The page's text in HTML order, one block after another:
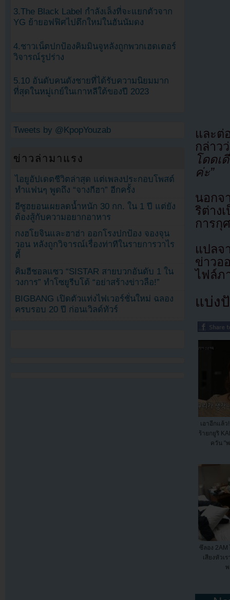
และต่
กล่า
โดด
ค่ะ”
นอกจ
ริต่าง
การกุ
แปลจ
ข่าว
ไฟล์ภ
แบ่ง
เอาอีกแล้
ร้ายกยูริ
ควัน "
ซึลอง 2AM
เสียงหัวเ
3.The Black Label กำลังเล็งที่จะแยกตัวจาก
YG ย้ายอฟฟิศไปตึกใหม่ในฮันนัมดง
4.ชาวเน็ตปกป้องคิมมินจูหลังถูกพวกเฮดเตอร์
วิจารณ์รูปร่าง
5.10 อันดับคนดังชายที่ได้รับความนิยมมาก
ที่สุดในหมู่เกย์ในเกาหลีใต้ของปี 2023
Tweets by @KpopYouzab
ข่าวล่ามาแรง
ไอยูอัปเดตชีวิตล่าสุด แต่เพลงประกอบโพสต์
ทำแฟนๆ พูดถึง “จางกีฮา” อีกครั้ง
อีซูฮยอนเผยลดน้ำหนัก 30 กก. ใน 1 ปี แต่ยัง
ต้องสู้กับความอยากอาหาร
กงฮโยจินและฮาฮ่า ออกโรงปกป้อง จองจุน
วอน หลังถูกวิจารณ์เรื่องท่าทีในรายการวาไร
ตี้
คิมฮีชอลแซว “SISTAR สายบวกอันดับ 1 ใน
วงการ” ทำโซยูรีบโต้ “อย่าสร้างข่าวลือ!”
BIGBANG เปิดตัวแท่งไฟเวอร์ชั่นใหม่ ฉลอง
ครบรอบ 20 ปี ก่อนเวิลด์ทัวร์